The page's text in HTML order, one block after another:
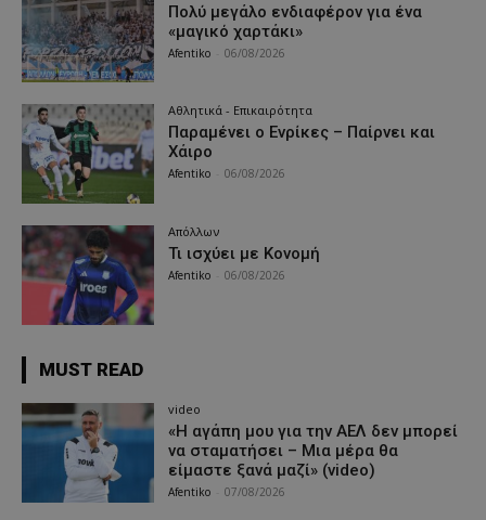
Πολύ μεγάλο ενδιαφέρον για ένα
«μαγικό χαρτάκι»
Afentiko 06/08/2026
Αθλητικά - Επικαιρότητα
Παραμένει ο Ενρίκες – Παίρνει και
Χάιρο
Afentiko 06/08/2026
Απόλλων
Τι ισχύει με Κονομή
Afentiko 06/08/2026
MUST READ
video
«Η αγάπη μου για την ΑΕΛ δεν μπορεί
να σταματήσει – Μια μέρα θα
είμαστε ξανά μαζί» (video)
Afentiko 07/08/2026